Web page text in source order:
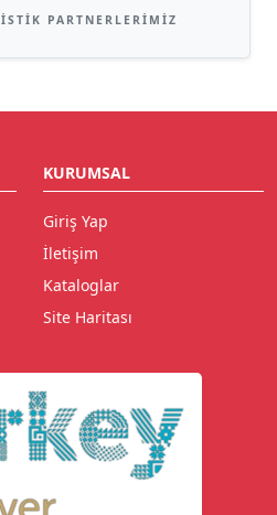
PARTNERLERIMIZ
KURUMSAL
Giriş Yap
İletişim
Kataloglar
Site Haritası